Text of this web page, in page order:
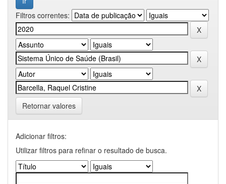
Filtros correntes:
Retornar valores
Adicionar filtros:
Utilizar filtros para refinar o resultado de busca.